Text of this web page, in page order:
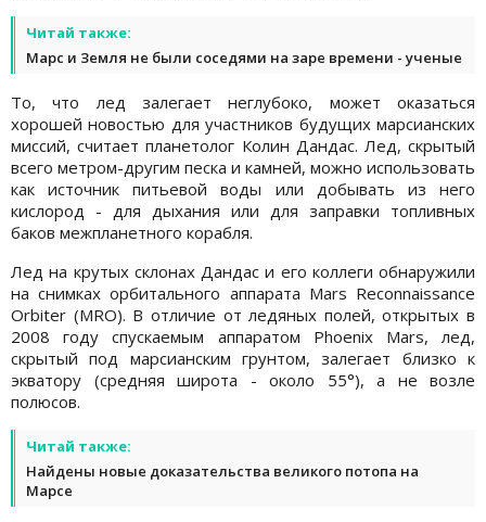
Читай также:
Марс и Земля не были соседями на заре времени - ученые
То, что лед залегает неглубоко, может оказаться
хорошей новостью для участников будущих марсианских
миссий, считает планетолог Колин Дандас. Лед, скрытый
всего метром-другим песка и камней, можно использовать
как источник питьевой воды или добывать из него
кислород - для дыхания или для заправки топливных
баков межпланетного корабля.
Лед на крутых склонах Дандас и его коллеги обнаружили
на снимках орбитального аппарата Mars Reconnaissance
Orbiter (MRO). В отличие от ледяных полей, открытых в
2008 году спускаемым аппаратом Phoenix Mars, лед,
скрытый под марсианским грунтом, залегает близко к
экватору (средняя широта - около 55°), а не возле
полюсов.
Читай также:
Найдены новые доказательства великого потопа на
Марсе